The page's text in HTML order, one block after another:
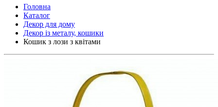
Головна
Каталог
Декор для дому
Декор із металу, кошики
Кошик з лози з квітами